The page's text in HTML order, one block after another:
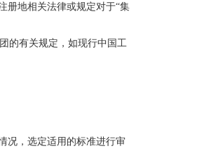
册地相关法律或规定对于“集
的有关规定，如现行中国工
况，选定适用的标准进行审